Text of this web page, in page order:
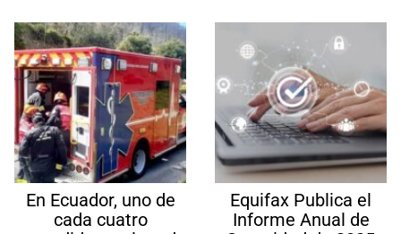
En Ecuador, uno de
cada cuatro
Equifax Publica el
Informe Anual de